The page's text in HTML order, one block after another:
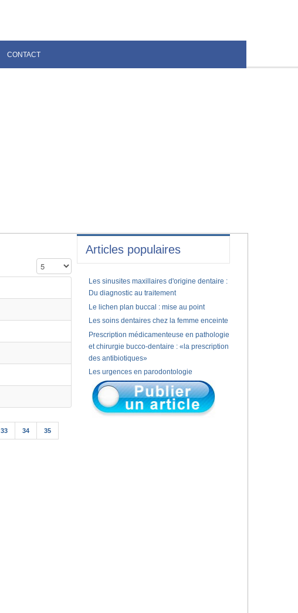
CONTACT
Affichage #
33 34 35
Articles populaires
Les sinusites maxillaires d'origine dentaire :
Du diagnostic au traitement
Le lichen plan buccal : mise au point
Les soins dentaires chez la femme enceinte
Prescription médicamenteuse en pathologie
et chirurgie bucco-dentaire : «la prescription
des antibiotiques»
Les urgences en parodontologie